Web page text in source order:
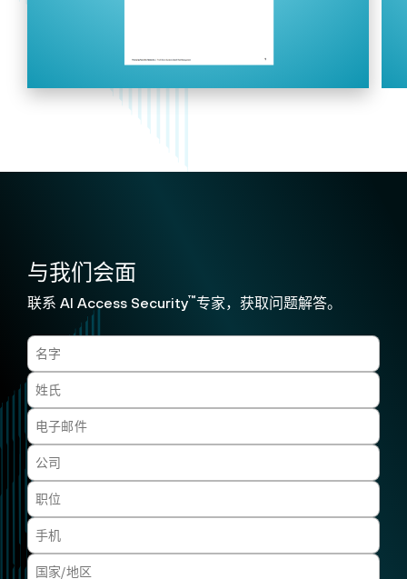
与我们会面
联系 AI Access Security™专家，获取问题解答。